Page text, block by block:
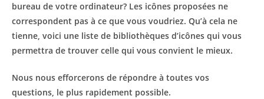
bureau de votre ordinateur? Les icônes proposées ne
correspondent pas à ce que vous voudriez. Qu’à cela ne
tienne, voici une liste de bibliothèques d’icônes qui vous
permettra de trouver celle qui vous convient le mieux.
Nous nous efforcerons de répondre à toutes vos
questions, le plus rapidement possible.